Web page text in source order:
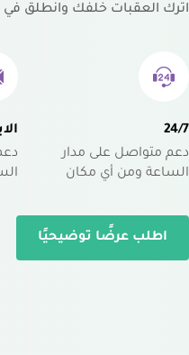
اترك العقبات خلفك وانطلق في
24/7
دعم متواصل على مدار
الساعة ومن أي مكان
اطلب عرضًا توضيحيًا